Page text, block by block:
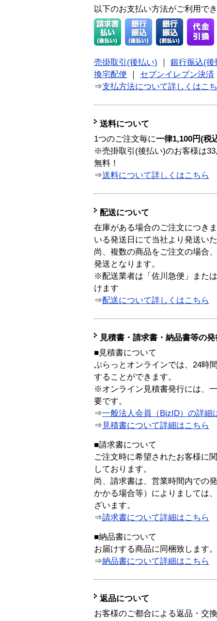
以下のお支払い方法がご利用で
売掛取引(後払い)
銀行振込(後
換宅配便
セブンイレブン決済
⇒支払方法について詳しくはこ
送料について
1つのご注文毎に一律1,100円(税
※売掛取引(後払い)のお客様は
無料！
⇒送料について詳しくはこちら
配送について
在庫がある場合のご注文につき
いる発送日にて当社より発送い
尚、複数の商品をご注文の場合
発送となります。
※配送業者は「佐川急便」また
けます
⇒配送について詳しくはこちら
見積書・請求書・納品書等の
■見積書について
ぷらっとオンラインでは、24時
することができます。
※オンライン見積書発行には、
要です。
⇒一般法人会員（BizID）の詳細
⇒ 見積書について詳細はこちら
■請求書について
ご注文時に希望されたお客様に
しております。
尚、請求書は、営業時間内での
かかる場合等）によりましては
ざいます。
⇒請求書について詳細はこちら
■納品書について
お届けする商品に同梱致します。
⇒納品書について詳細はこちら
返品について
お客様のご都合による返品・交